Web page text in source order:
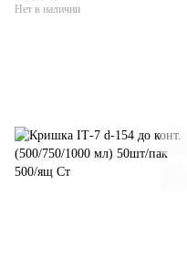
Нет в наличии